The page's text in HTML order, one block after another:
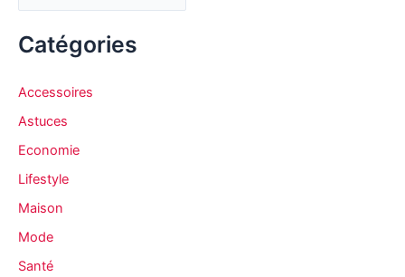
r
c
v
Catégories
Accessoires
Astuces
Economie
Lifestyle
Maison
Mode
Santé